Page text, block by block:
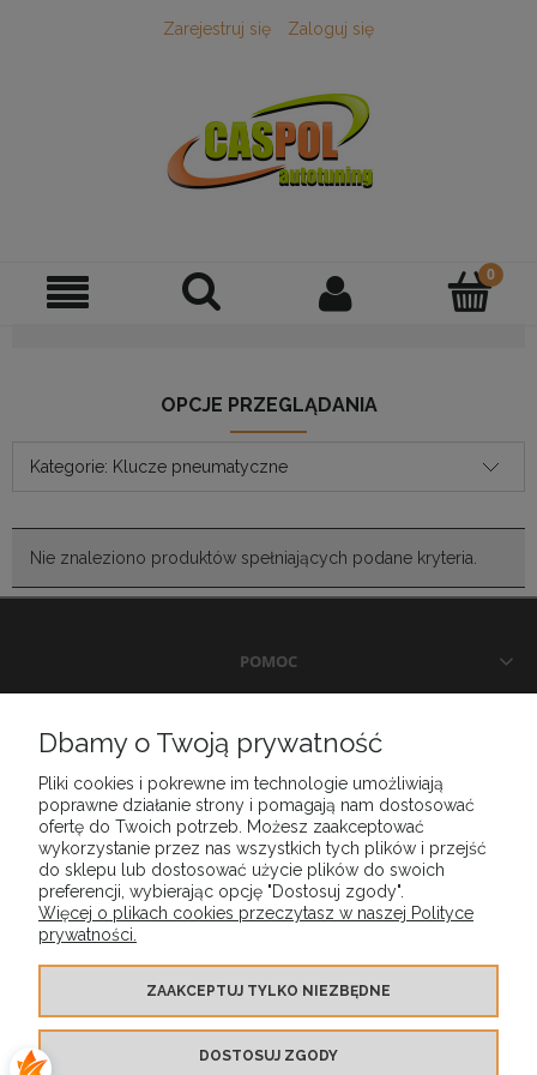
Zarejestruj się Zaloguj się
OPCJE PRZEGLĄDANIA
Kategorie: Klucze pneumatyczne
Nie znaleziono produktów spełniających podane kryteria.
POMOC
DOSTAWA I PŁATNOŚCI
MOJE KONTO
GWARANCJA I ZWROTY
Dbamy o Twoją prywatność
Pliki cookies i pokrewne im technologie umożliwiają
poprawne działanie strony i pomagają nam dostosować
ofertę do Twoich potrzeb. Możesz zaakceptować
wykorzystanie przez nas wszystkich tych plików i przejść
do sklepu lub dostosować użycie plików do swoich
preferencji, wybierając opcję "Dostosuj zgody".
Więcej o plikach cookies przeczytasz w naszej Polityce
prywatności.
ZAAKCEPTUJ TYLKO NIEZBĘDNE
DOSTOSUJ ZGODY